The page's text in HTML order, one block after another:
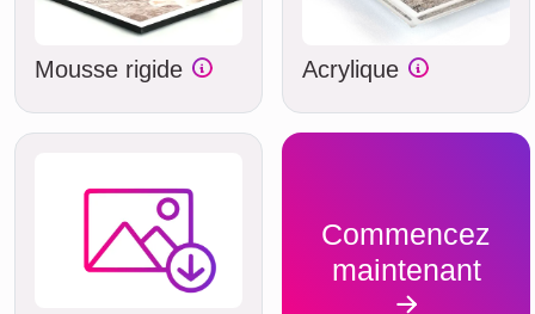
Mousse rigide Acrylique
Commencez
maintenant